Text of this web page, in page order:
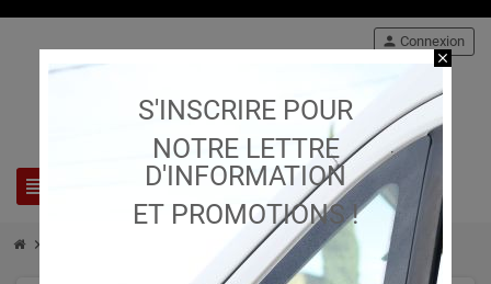
view_headline search
person Connexion
chevron_right chevron_right 34.
close
S'INSCRIRE POUR
NOTRE LETTRE
D'INFORMATION
ET PROMOTIONS !